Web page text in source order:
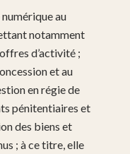
au
notamment
d’activité ;
et au
en régie de
pénitentiaires et
des biens et
; à ce titre, elle